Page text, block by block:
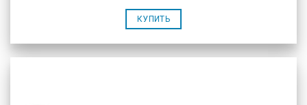
КУПИТЬ